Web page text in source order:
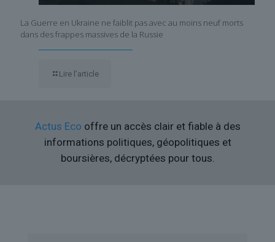
La Guerre en Ukraine ne faiblit pas avec au moins neuf morts
dans des frappes massives de la Russie
Lire l’article
Actus Eco offre un accès clair et fiable à des
informations politiques, géopolitiques et
boursières, décryptées pour tous.